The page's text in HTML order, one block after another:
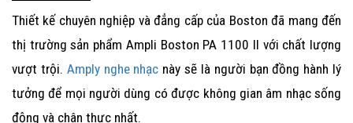
Thiết kế chuyên nghiệp và đẳng cấp của Boston đã mang đến
thị trường sản phẩm Ampli Boston PA 1100 II với chất lượng
vượt trội. Amply nghe nhạc này sẽ là người bạn đồng hành lý
tưởng để mọi người dùng có được không gian âm nhạc sống
động và chân thực nhất.